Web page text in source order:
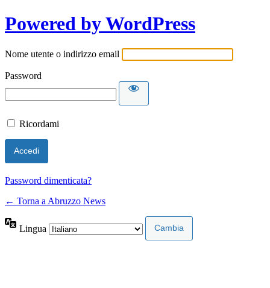
Powered by WordPress
Nome utente o indirizzo email
Password
Ricordami
Password dimenticata?
← Torna a Abruzzo News
Lingua